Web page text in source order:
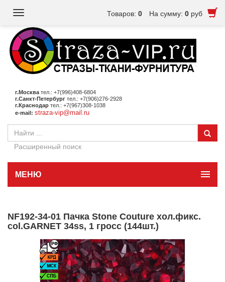
Товаров: 0 На сумму: 0 руб
Toggle
г.Москва тел.: +7(996)408-6804
г.Санкт-Петербург тел.: +7(906)276-2928
г.Краснодар тел.: +7(967)308-1038
e-mail: straza-vip@mail.ru
Расширенный поиск
МЕНЮ
NF192-34-01 Пачка Stone Couture хол.фикс.
col.GARNET 34ss, 1 гросс (144шт.)